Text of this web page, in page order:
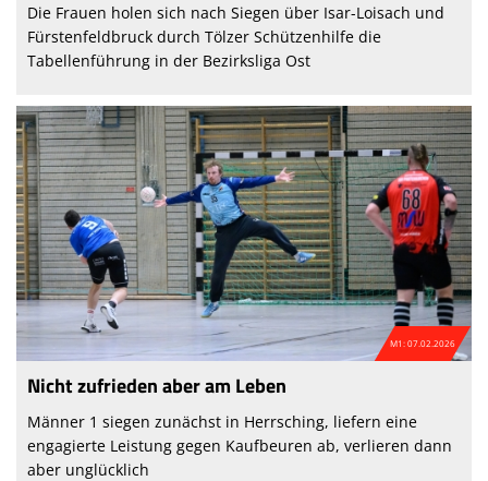
Die Frauen holen sich nach Siegen über Isar-Loisach und
Fürstenfeldbruck durch Tölzer Schützenhilfe die
Tabellenführung in der Bezirksliga Ost
M1: 07.02.2026
Nicht zufrieden aber am Leben
Männer 1 siegen zunächst in Herrsching, liefern eine
engagierte Leistung gegen Kaufbeuren ab, verlieren dann
aber unglücklich